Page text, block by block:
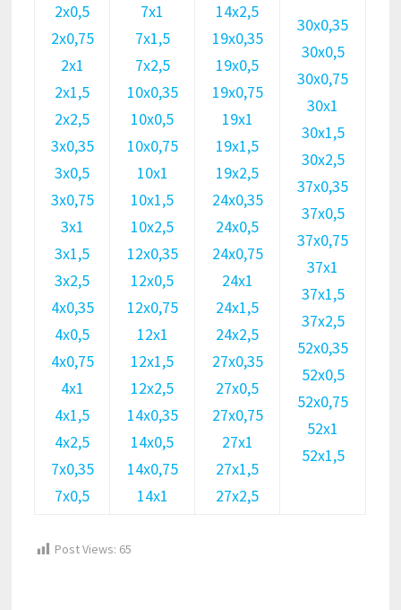
2х0,5
2х0,75
2х1
2х1,5
2х2,5
3х0,35
3х0,5
3х0,75
3х1
3х1,5
3х2,5
4х0,35
4х0,5
4х0,75
4х1
4х1,5
4х2,5
7х0,35
7х0,5
7х1
7х1,5
7х2,5
10х0,35
10х0,5
10х0,75
10х1
10х1,5
10х2,5
12х0,35
12х0,5
12х0,75
12х1
12х1,5
12х2,5
14х0,35
14х0,5
14х0,75
14х1
14х2,5
19х0,35
19х0,5
19х0,75
19х1
19х1,5
19х2,5
24х0,35
24х0,5
24х0,75
24х1
24х1,5
24х2,5
27х0,35
27х0,5
27х0,75
27х1
27х1,5
27х2,5
30х0,35
30х0,5
30х0,75
30х1
30х1,5
30х2,5
37х0,35
37х0,5
37х0,75
37х1
37х1,5
37х2,5
52х0,35
52х0,5
52х0,75
52х1
52х1,5
Post Views: 65